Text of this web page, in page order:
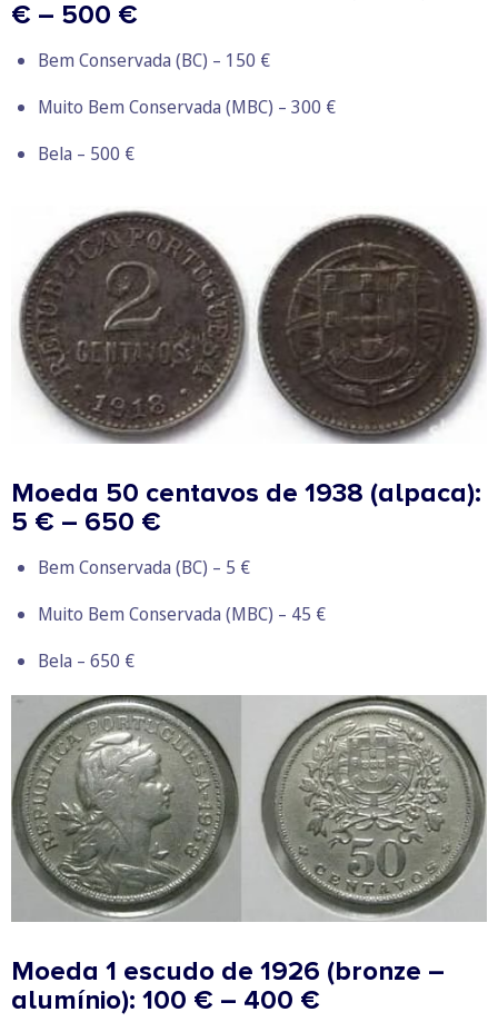
€ – 500 €
Bem Conservada (BC) – 150 €
Muito Bem Conservada (MBC) – 300 €
Bela – 500 €
Moeda 50 centavos de 1938 (alpaca):
5 € – 650 €
Bem Conservada (BC) – 5 €
Muito Bem Conservada (MBC) – 45 €
Bela – 650 €
Moeda 1 escudo de 1926 (bronze –
alumínio): 100 € – 400 €